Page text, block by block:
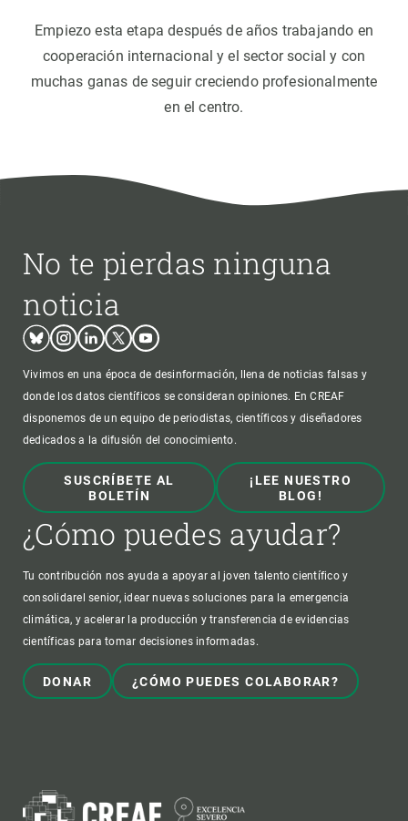
Empiezo esta etapa después de años trabajando en
cooperación internacional y el sector social y con
muchas ganas de seguir creciendo profesionalmente
en el centro.
No te pierdas ninguna
noticia
BlueskyInstagram
LinkedinTwitterYoutube
Vivimos en una época de desinformación, llena de noticias falsas y
donde los datos científicos se consideran opiniones. En CREAF
disponemos de un equipo de periodistas, científicos y diseñadores
dedicados a la difusión del conocimiento.
SUSCRÍBETE AL
BOLETÍN
¡LEE NUESTRO
BLOG!
¿Cómo puedes ayudar?
Tu contribución nos ayuda a apoyar al joven talento científico y
consolidarel senior, idear nuevas soluciones para la emergencia
climática, y acelerar la producción y transferencia de evidencias
científicas para tomar decisiones informadas.
DONAR ¿CÓMO PUEDES COLABORAR?